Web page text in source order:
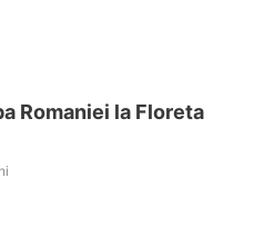
Romaniei la Floreta